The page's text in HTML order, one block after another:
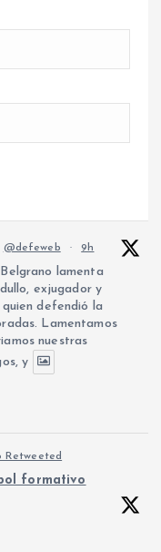
@defeweb · 9h
lamenta
exjugador y
defendió la
Lamentamos
nuestras
y
Retweeted
formativo